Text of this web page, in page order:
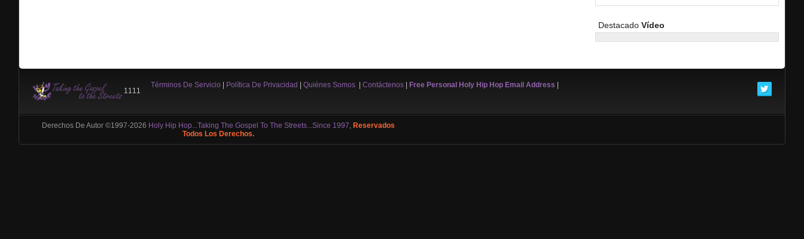
DestacadoVídeo
1111
Términos De Servicio Política De Privacidad Quiénes Somos| Contáctenos| Free Personal Holy Hip Hop Email Address
Derechos De Autor ©1997-2026 Holy Hip Hop...Taking The Gospel To The Streets...Since 1997, Reservados
Todos Los Derechos.